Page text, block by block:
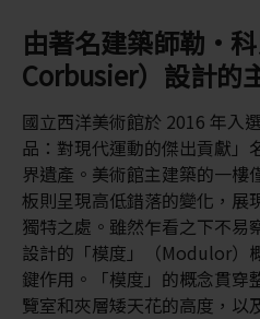
由著名建築師勒·
Corbusier）設計的
國立西洋美術館於 2016 年入
品：對現代運動的傑出貢獻」
界遺產。美術館主建築的一樓
板則呈現高低錯落的變化，
獨特之處。雖然乍看之下不易
設計的「模度」（Modulor）
鍵作用。「模度」的概念貫穿
覽室和夾層矮天花的高度，以